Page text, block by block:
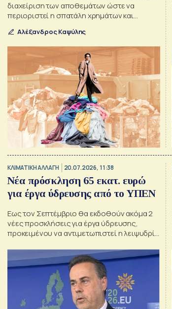
διαχείριση των αποθεμάτων ώστε να
περιοριστεί η σπατάλη χρημάτων και
Αλέξανδρος Καψύλης
ΚΛΙΜΑΤΙΚΗ ΑΛΛΑΓΗ 20.07.2026, 11:38
Νέα πρόσκληση 65 εκατ. ευρώ
για έργα ύδρευσης από το ΥΠΕΝ
Εως τον Σεπτέμβριο θα εκδοθούν ακόμα 2
νέες προσκλήσεις για έργα ύδρευσης,
προκειμένου να αντιμετωπιστεί η λειψυδρία